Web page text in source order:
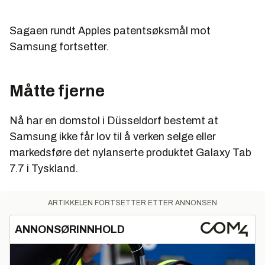
Sagaen rundt Apples patentsøksmål mot
Samsung fortsetter.
Måtte fjerne
Nå har en domstol i Düsseldorf bestemt at
Samsung ikke får lov til å verken selge eller
markedsføre det nylanserte produktet Galaxy Tab
7.7 i Tyskland.
ARTIKKELEN FORTSETTER ETTER ANNONSEN
ANNONSØRINNHOLD